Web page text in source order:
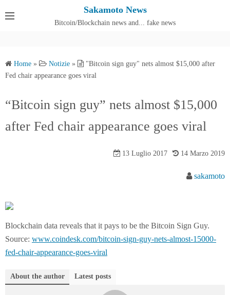
Sakamoto News
Bitcoin/Blockchain news and... fake news
Home » Notizie »
"Bitcoin sign guy" nets almost $15,000 after
Fed chair appearance goes viral
“Bitcoin sign guy” nets almost $15,000
after Fed chair appearance goes viral
13 Luglio 2017 14 Marzo 2019
sakamoto
Blockchain data reveals that it pays to be the Bitcoin Sign Guy.
Source: www.coindesk.com/bitcoin-sign-guy-nets-almost-15000-
fed-chair-appearance-goes-viral
About the author Latest posts